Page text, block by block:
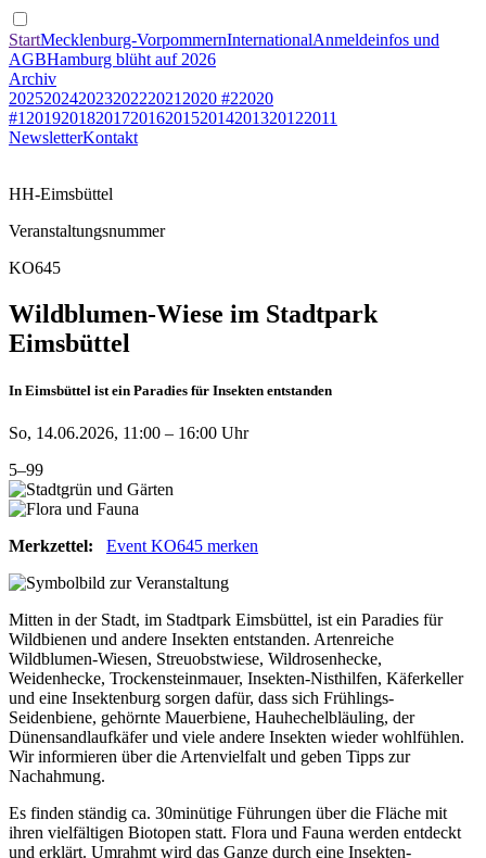
StartMecklenburg-VorpommernInternationalAnmeldeinfos und
AGBHamburg blüht auf 2026
Archiv
20252024202320222021 2020 #22020
#1 201920182017201620152014201320122011
NewsletterKontakt
HH-Eimsbüttel
Veranstaltungsnummer
KO645
Wildblumen-Wiese im Stadtpark
Eimsbüttel
In Eimsbüttel ist ein Paradies für Insekten entstanden
So, 14.06.2026, 11:00 – 16:00 Uhr
5–99
Merkzettel: Event KO645 merken
Mitten in der Stadt, im Stadtpark Eimsbüttel, ist ein Paradies für
Wildbienen und andere Insekten entstanden. Artenreiche
Wildblumen-Wiesen, Streuobstwiese, Wildrosenhecke,
Weidenhecke, Trockensteinmauer, Insekten-Nisthilfen, Käferkeller
und eine Insektenburg sorgen dafür, dass sich Frühlings-
Seidenbiene, gehörnte Mauerbiene, Hauhechelbläuling, der
Dünensandlaufkäfer und viele andere Insekten wieder wohlfühlen.
Wir informieren über die Artenvielfalt und geben Tipps zur
Nachahmung.
Es finden ständig ca. 30minütige Führungen über die Fläche mit
ihren vielfältigen Biotopen statt. Flora und Fauna werden entdeckt
und erklärt. Umrahmt wird das Ganze durch eine Insekten-